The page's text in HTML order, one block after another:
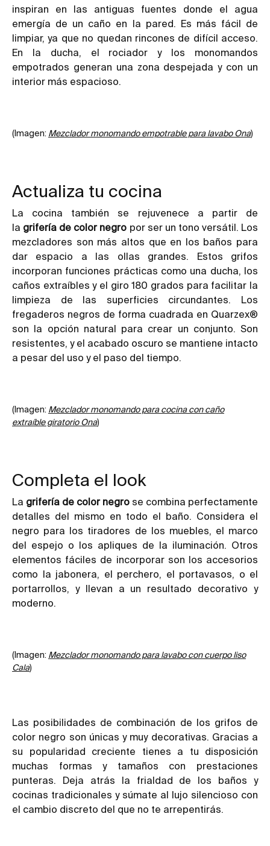
inspiran en las antiguas fuentes donde el agua
emergía de un caño en la pared. Es más fácil de
limpiar, ya que no quedan rincones de difícil acceso.
En la ducha, el rociador y los monomandos
empotrados generan una zona despejada y con un
interior más espacioso.
(Imagen: Mezclador monomando empotrable para lavabo Ona)
Actualiza tu cocina
La cocina también se rejuvenece a partir de
la grifería de color negro por ser un tono versátil. Los
mezcladores son más altos que en los baños para
dar espacio a las ollas grandes. Estos grifos
incorporan funciones prácticas como una ducha, los
caños extraíbles y el giro 180 grados para facilitar la
limpieza de las superficies circundantes. Los
fregaderos negros de forma cuadrada en Quarzex®
son la opción natural para crear un conjunto. Son
resistentes, y el acabado oscuro se mantiene intacto
a pesar del uso y el paso del tiempo.
(Imagen: Mezclador monomando para cocina con caño
extraíble giratorio Ona)
Completa el look
La grifería de color negro se combina perfectamente
detalles del mismo en todo el baño. Considera el
negro para los tiradores de los muebles, el marco
del espejo o los apliques de la iluminación. Otros
elementos fáciles de incorporar son los accesorios
como la jabonera, el perchero, el portavasos, o el
portarrollos, y llevan a un resultado decorativo y
moderno.
(Imagen: Mezclador monomando para lavabo con cuerpo liso
Cala)
Las posibilidades de combinación de los grifos de
color negro son únicas y muy decorativas. Gracias a
su popularidad creciente tienes a tu disposición
muchas formas y tamaños con prestaciones
punteras. Deja atrás la frialdad de los baños y
cocinas tradicionales y súmate al lujo silencioso con
el cambio discreto del que no te arrepentirás.